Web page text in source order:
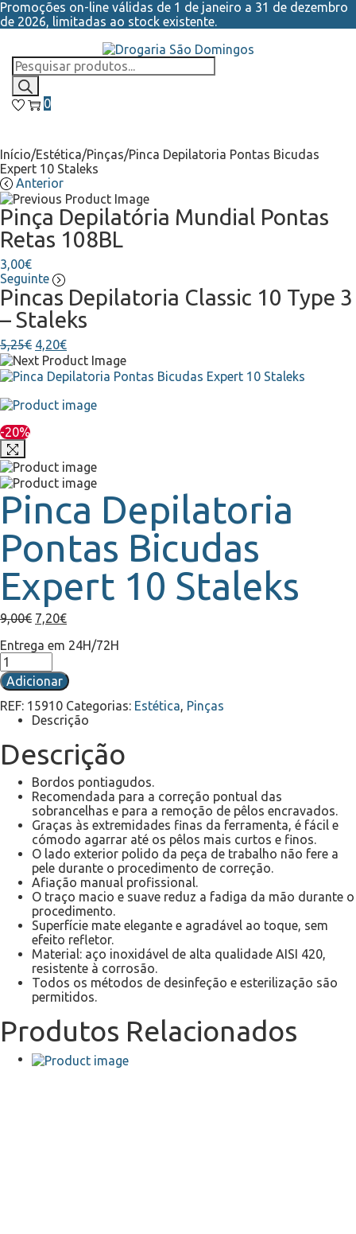
Promoções on-line válidas de 1 de janeiro a 31 de dezembro
de 2026, limitadas ao stock existente.
0
Início/Estética/Pinças/Pinca Depilatoria Pontas Bicudas
Expert 10 Staleks
Anterior
Pinça Depilatória Mundial Pontas
Retas 108BL
3,00€
Seguinte
Pincas Depilatoria Classic 10 Type 3
– Staleks
5,25€ 4,20€
-20%
Pinca Depilatoria
Pontas Bicudas
Expert 10 Staleks
9,00€ 7,20€
Entrega em 24H/72H
Adicionar
REF: 15910 Categorias: Estética, Pinças
Descrição
Descrição
Bordos pontiagudos.
Recomendada para a correção pontual das
sobrancelhas e para a remoção de pêlos encravados.
Graças às extremidades finas da ferramenta, é fácil e
cómodo agarrar até os pêlos mais curtos e finos.
O lado exterior polido da peça de trabalho não fere a
pele durante o procedimento de correção.
Afiação manual profissional.
O traço macio e suave reduz a fadiga da mão durante o
procedimento.
Superfície mate elegante e agradável ao toque, sem
efeito refletor.
Material: aço inoxidável de alta qualidade AISI 420,
resistente à corrosão.
Todos os métodos de desinfeção e esterilização são
permitidos.
Produtos Relacionados